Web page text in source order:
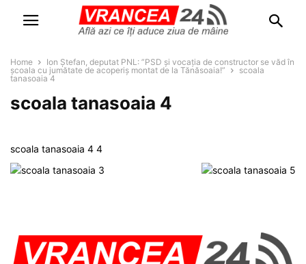
Home
Ion Ștefan, deputat PNL: ”PSD și vocația de constructor se văd în
școala cu jumătate de acoperiș montat de la Tănăsoaia!”
scoala
tanasoaia 4
scoala tanasoaia 4
scoala tanasoaia 4 4